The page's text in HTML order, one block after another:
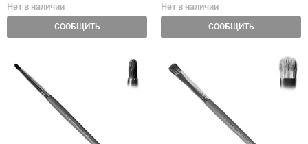
Нет в наличии
СООБЩИТЬ
Нет в наличии
СООБЩИТЬ